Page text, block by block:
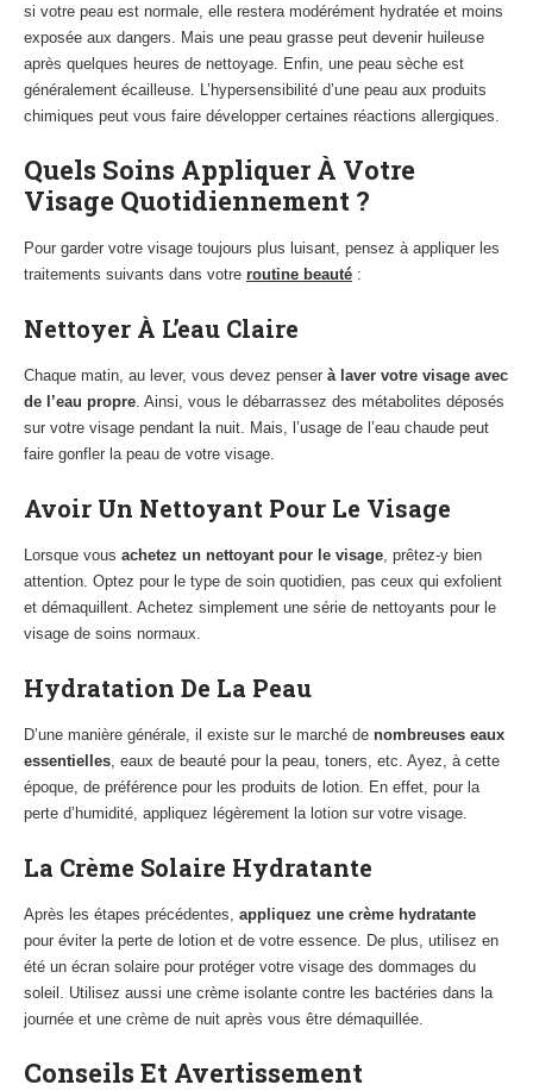
si votre peau est normale, elle restera modérément hydratée et moins
exposée aux dangers. Mais une peau grasse peut devenir huileuse
après quelques heures de nettoyage. Enfin, une peau sèche est
généralement écailleuse. L’hypersensibilité d’une peau aux produits
chimiques peut vous faire développer certaines réactions allergiques.
Quels Soins Appliquer À Votre
Visage Quotidiennement ?
Pour garder votre visage toujours plus luisant, pensez à appliquer les
traitements suivants dans votre routine beauté :
Nettoyer À L’eau Claire
Chaque matin, au lever, vous devez penser à laver votre visage avec
de l’eau propre . Ainsi, vous le débarrassez des métabolites déposés
sur votre visage pendant la nuit. Mais, l’usage de l’eau chaude peut
faire gonfler la peau de votre visage.
Avoir Un Nettoyant Pour Le Visage
Lorsque vous achetez un nettoyant pour le visage , prêtez-y bien
attention. Optez pour le type de soin quotidien, pas ceux qui exfolient
et démaquillent. Achetez simplement une série de nettoyants pour le
visage de soins normaux.
Hydratation De La Peau
D’une manière générale, il existe sur le marché de nombreuses eaux
essentielles , eaux de beauté pour la peau, toners, etc. Ayez, à cette
époque, de préférence pour les produits de lotion. En effet, pour la
perte d’humidité, appliquez légèrement la lotion sur votre visage.
La Crème Solaire Hydratante
Après les étapes précédentes, appliquez une crème hydratante
pour éviter la perte de lotion et de votre essence. De plus, utilisez en
été un écran solaire pour protéger votre visage des dommages du
soleil. Utilisez aussi une crème isolante contre les bactéries dans la
journée et une crème de nuit après vous être démaquillée.
Conseils Et Avertissement